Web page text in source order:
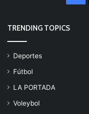
TRENDING TOPICS
Deportes
Fútbol
LA PORTADA
Voleybol